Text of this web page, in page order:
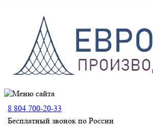
8 804 700-20-33
Бесплатный звонок по России